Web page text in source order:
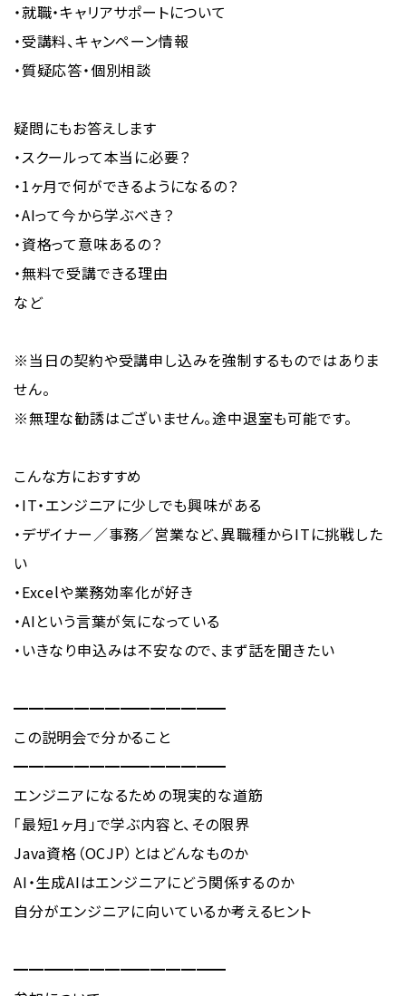
・就職・キャリアサポートについて
・受講料、キャンペーン情報
・質疑応答・個別相談
疑問にもお答えします
・スクールって本当に必要？
・1ヶ月で何ができるようになるの？
・AIって今から学ぶべき？
・資格って意味あるの？
・無料で受講できる理由
など
※当日の契約や受講申し込みを強制するものではありま
せん。
※無理な勧誘はございません。途中退室も可能です。
こんな方におすすめ
・IT・エンジニアに少しでも興味がある
・デザイナー／事務／営業など、異職種からITに挑戦した
い
・Excelや業務効率化が好き
・AIという言葉が気になっている
・いきなり申込みは不安なので、まず話を聞きたい
━━━━━━━━━━━━━━
この説明会で分かること
━━━━━━━━━━━━━━
エンジニアになるための現実的な道筋
「最短1ヶ月」で学ぶ内容と、その限界
Java資格（OCJP）とはどんなものか
AI・生成AIはエンジニアにどう関係するのか
自分がエンジニアに向いているか考えるヒント
━━━━━━━━━━━━━━